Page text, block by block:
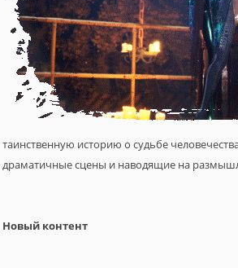
таинственную историю о судьбе
драматичные сцены и наводящие на
Новый контент